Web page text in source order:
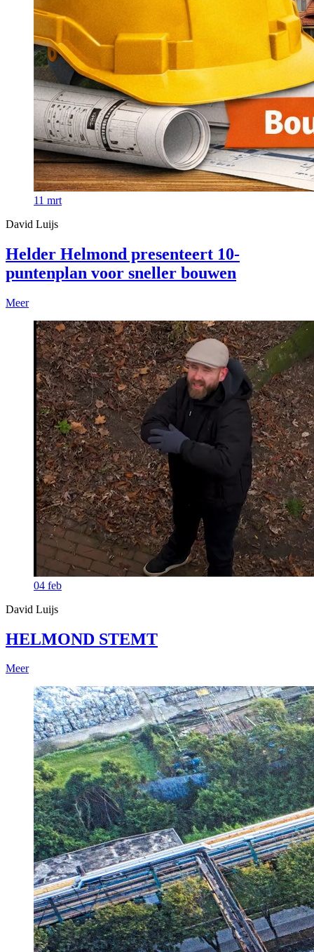
11 mrt
David Luijs
Helder Helmond presenteert 10-
puntenplan voor sneller bouwen
Meer
04 feb
David Luijs
HELMOND STEMT
Meer